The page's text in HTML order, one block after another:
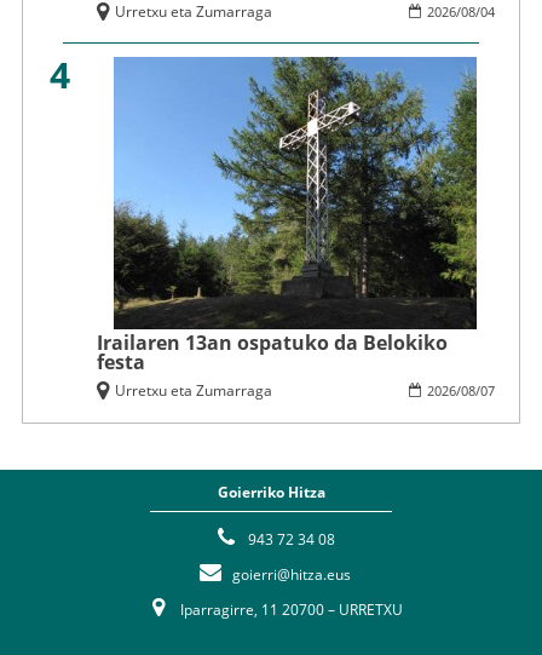
2026/08/04
Urretxu eta Zumarraga
4
Irailaren 13an ospatuko da Belokiko
festa
2026/08/07
Urretxu eta Zumarraga
Goierriko Hitza
943 72 34 08
goierri@hitza.eus
Iparragirre, 11 20700 – URRETXU